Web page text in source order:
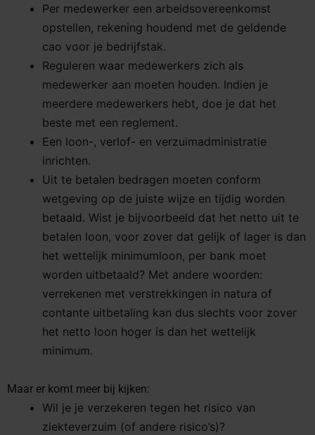
Per medewerker een arbeidsovereenkomst
opstellen, rekening houdend met de geldende
cao voor je bedrijfstak.
Reguleren waar medewerkers zich als
medewerker aan moeten houden. Indien je
meerdere medewerkers hebt, doe je dat het
beste met een reglement.
Een loon-, verlof- en verzuimadministratie
inrichten.
Uit te betalen bedragen moeten conform
wetgeving op de juiste wijze en tijdig worden
betaald. Wist je bijvoorbeeld dat het netto uit te
betalen loon, voor zover dat gelijk of lager is dan
het wettelijk minimumloon, per bank moet
worden uitbetaald? Met andere woorden:
verrekenen met verstrekkingen in natura of
contante uitbetaling kan dus slechts voor zover
het netto loon hoger is dan het wettelijk
minimum.
Maar er komt meer bij kijken:
Wil je je verzekeren tegen het risico van
ziekteverzuim (of andere risico’s)?